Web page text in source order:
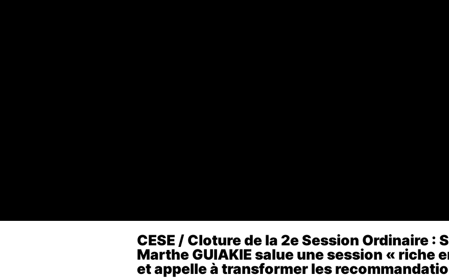
CESE / Cloture de la 2e Session Ordinaire :
Marthe GUIAKIE salue une session « riche
et appelle à transformer les